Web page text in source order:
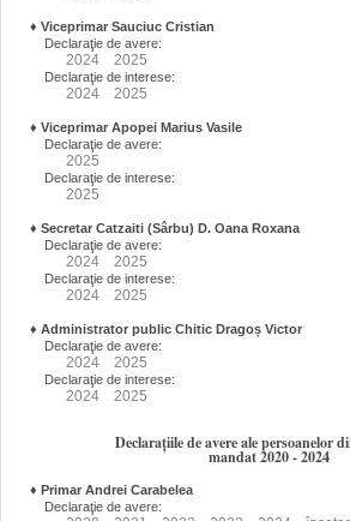
♦ Viceprimar Sauciuc Cristian
Declaraţie de avere:
2024 2025
Declaraţie de interese:
2024 2025
♦ Viceprimar Apopei Marius Vasile
Declaraţie de avere:
2025
Declaraţie de interese:
2025
♦ Secretar Catzaiti (Sârbu) D. Oana Roxana
Declaraţie de avere:
2024 2025
Declaraţie de interese:
2024 2025
♦ Administrator public Chitic Dragoș Victor
Declaraţie de avere:
2024 2025
Declaraţie de interese:
2024 2025
Declarațiile de avere ale persoanelor
mandat 2020 - 2024
♦ Primar Andrei Carabelea
Declaraţie de avere: